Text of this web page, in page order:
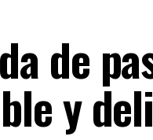
de
y